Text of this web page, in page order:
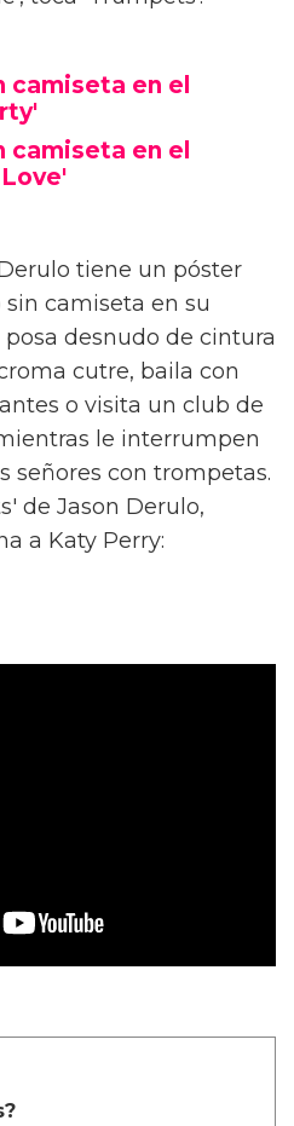
camiseta en el
camiseta en el
tiene un póster
camiseta en su
desnudo de cintura
cutre, baila con
o visita un club de
le interrumpen
señores con trompetas.
de Jason Derulo,
a Katy Perry: